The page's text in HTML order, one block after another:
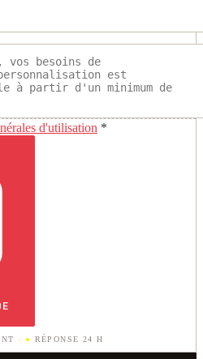
d'utilisation *
· ● RÉPONSE 24 H